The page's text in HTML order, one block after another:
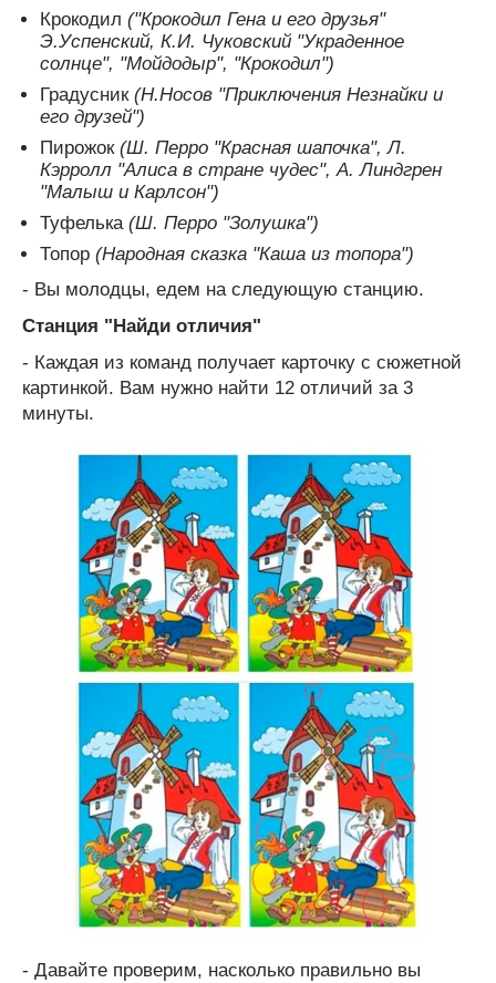
Крокодил ("Крокодил Гена и его друзья"
Э.Успенский, К.И. Чуковский "Украденное
солнце", "Мойдодыр", "Крокодил")
Градусник (Н.Носов "Приключения Незнайки и
его друзей")
Пирожок (Ш. Перро "Красная шапочка", Л.
Кэрролл "Алиса в стране чудес", А. Линдгрен
"Малыш и Карлсон")
Туфелька (Ш. Перро "Золушка")
Топор (Народная сказка "Каша из топора")
- Вы молодцы, едем на следующую станцию.
Станция "Найди отличия"
- Каждая из команд получает карточку с сюжетной
картинкой. Вам нужно найти 12 отличий за 3
минуты.
- Давайте проверим, насколько правильно вы